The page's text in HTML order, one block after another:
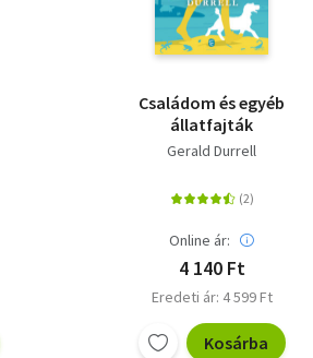
Családom és egyéb
állatfajták
Gerald Durrell
Online ár:
4 140 Ft
Eredeti ár: 4 599 Ft
Kosárba